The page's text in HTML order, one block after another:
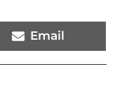
Email